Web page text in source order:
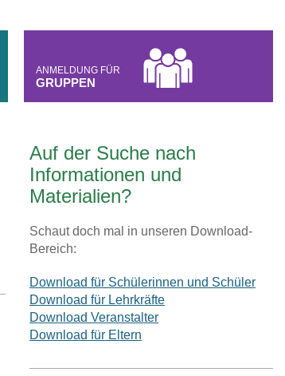
ANMELDUNG FÜR
GRUPPEN
Auf der Suche nach
Informationen und
Materialien?
Schaut doch mal in unseren Download-
Bereich:
Download für Schülerinnen und Schüler
Download für Lehrkräfte
Download Veranstalter
Download für Eltern